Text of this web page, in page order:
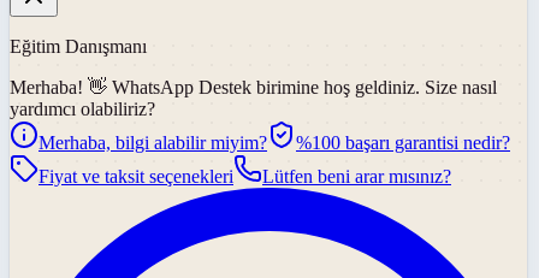
Eğitim Danışmanı
Merhaba! 👋 WhatsApp Destek birimine hoş geldiniz. Size nasıl
yardımcı olabiliriz?
Merhaba, bilgi alabilir miyim?
%100 başarı garantisi nedir?
Fiyat ve taksit seçenekleri
Lütfen beni arar mısınız?